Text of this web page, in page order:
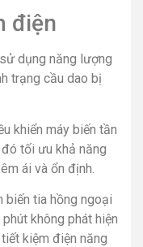
điện
dụng năng lượng
trạng cầu dao bị
khiển máy biến tần
tối ưu khả năng
ái và ổn định.
biến tia hồng ngoại
không phát hiện
kiệm điện năng